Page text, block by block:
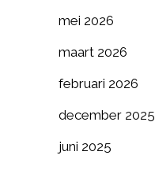
mei 2026
maart 2026
februari 2026
december 2025
juni 2025